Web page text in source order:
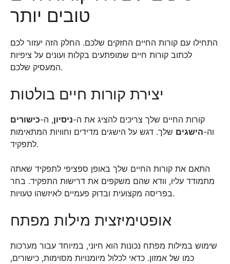
טובים יותר
התחילו עם קורות החיים החזקים שלכם. החלק הזה יעזור לכם
לכתוב קורות חיים שמופתעים בקלות ועונים על ציפיות
המעסיק שלכם.
יצירת קורות חיים בולטות
קורות החיים שלך צריכים להציג את ה-ניסיון, ה-כישורים
וה-הישגים שלך. דגש על הישגים מדידים וחוויות המתאימות
לתפקיד.
התאם את קורות החיים שלך באופן ספציפי לתפקיד שאתה
מתמודד עליו, וודא שהם משקפים את דרישות התפקיד. בחר
בפריסה מקצועית ובדוק פעמיים לאיזשהו טעויות.
אופטימיזצית מילות מפתח
שימוש במילות מפתח נכונות הוא חיוני, במיוחד עבור מערכות
כמו של אמזון. כדאי לכלול מיומנויות מסוימות, כישורים,